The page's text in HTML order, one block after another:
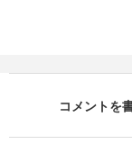
コメントを